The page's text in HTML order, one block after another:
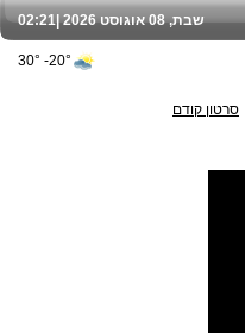
סרטון קודם
02:21 שבת, 08 אוגוסט 2026 |
20°- 30°